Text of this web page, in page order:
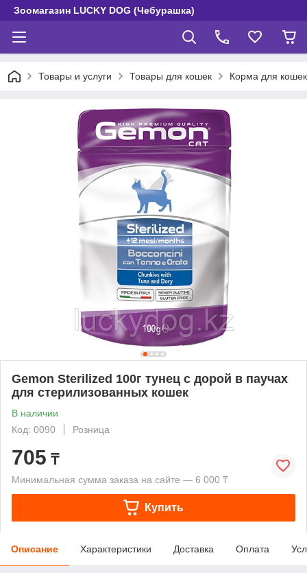
Зоомагазин LUCKY DOG (Чебурашка)
Товары и услуги Товары для кошек Корма для
Gemon Sterilized 100г тунец с дорой в паучах
для стерилизованных кошек
В наличии
Код: 0090
Розница
705 ₸
Минимальная сумма заказа на сайте — 6 000 ₸
Купить
Описание Характеристики Доставка Оплата